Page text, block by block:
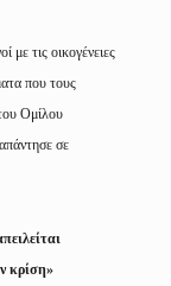
με τις οικογένειες
που τους
Ομίλου
σε
κρίση»